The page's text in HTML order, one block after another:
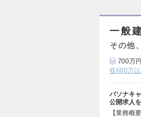
一般
その他
700万
収600万
パソナキ
公開求人
【業務概